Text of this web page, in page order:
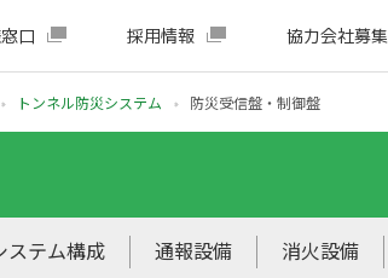
口 採用情報 協力会社募集
トンネル防災システム 防災受信盤・制御盤
ステム構成 通報設備 消火設備